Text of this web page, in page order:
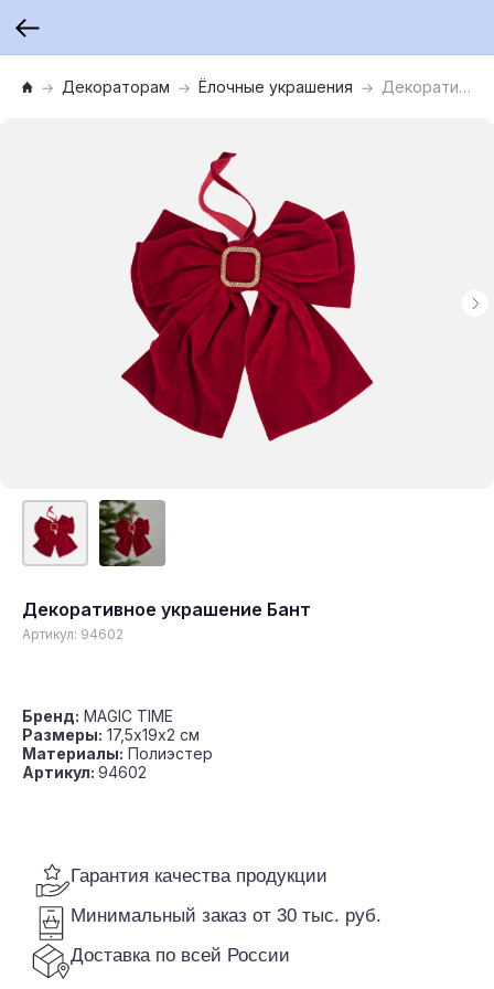
Декораторам Ёлочные украшения Декоративное украшение Бант
Декоративное украшение Бант
Артикул: 94602
Бренд: MAGIC TIME
Размеры: 17,5х19х2 см
Материалы: Полиэстер
Артикул: 94602